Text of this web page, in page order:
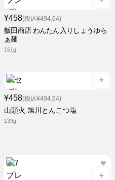
¥458(税込¥494.64)
飯田商店 わんたん入りしょうゆら
ぁ麺
151g
¥458(税込¥494.64)
山頭火 旭川とんこつ塩
133g